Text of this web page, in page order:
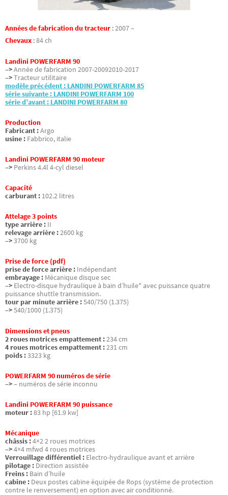
Années de fabrication du tracteur :2007 –
Chevaux :84 ch
Landini POWERFARM 90
–>Année de fabrication 2007-20092010-2017
–>Tracteur utilitaire
modèle précédent : LANDINI POWERFARM 85
série suivante : LANDINI POWERFARM 100
série d’avant : LANDINI POWERFARM 80
Production
Fabricant :Argo
usine : Fabbrico, italie
Landini POWERFARM 90 moteur
–> Perkins 4.4l 4-cyl diesel
Capacité
carburant : 102.2 litres
Attelage 3 points
type arrière : II
relevage arrière :2600 kg
–>3700 kg
Prise de force (pdf)
prise de force arrière : Indépendant
embrayage : Mécanique disque sec
–> Electro-disque hydraulique à bain d’huile* avec puissance quatre
puissance shuttle transmission.
tour par minute arrière :540/750 (1.375)
–>540/1000 (1.375)
Dimensions et pneus
2 roues motrices empattement :234 cm
4 roues motrices empattement :231 cm
poids :3323 kg
POWERFARM 90 numéros de série
–>– numéros de série inconnu
Landini POWERFARM 90 puissance
moteur :83 hp [61.9 kw]
Mécanique
châssis :4×2 2 roues motrices
–>4×4 mfwd 4 roues motrices
Verrouillage différentiel : Electro-hydraulique avant et arrière
pilotage : Direction assistée
Freins : Bain d’huile
cabine : Deux postes cabine équipée de Rops (système de protection
contre le renversement) en option avec air conditionné.